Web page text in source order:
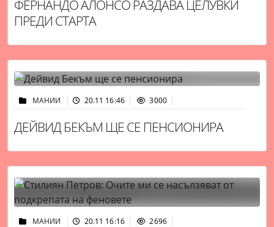
ФЕРНАНДО АЛОНСО РАЗДАВА ЦЕЛУВКИ
ПРЕДИ СТАРТА
МАНИИ 20.11 16:46 3000
ДЕЙВИД БЕКЪМ ЩЕ СЕ ПЕНСИОНИРА
МАНИИ 20.11 16:16 2696